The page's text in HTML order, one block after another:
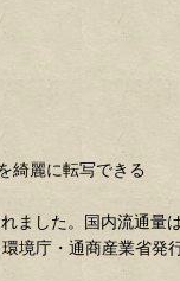
綺麗に転写できる
ました。国内流通量
境庁・通商産業省